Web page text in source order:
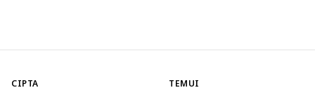
CIPTA TEMUI